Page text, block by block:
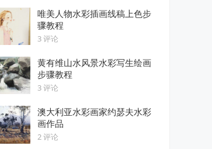
唯美人物水彩插画线稿上色步
骤教程
3 评论
黄有维山水风景水彩写生绘画
步骤教程
3 评论
澳大利亚水彩画家约瑟夫水彩
画作品
2 评论